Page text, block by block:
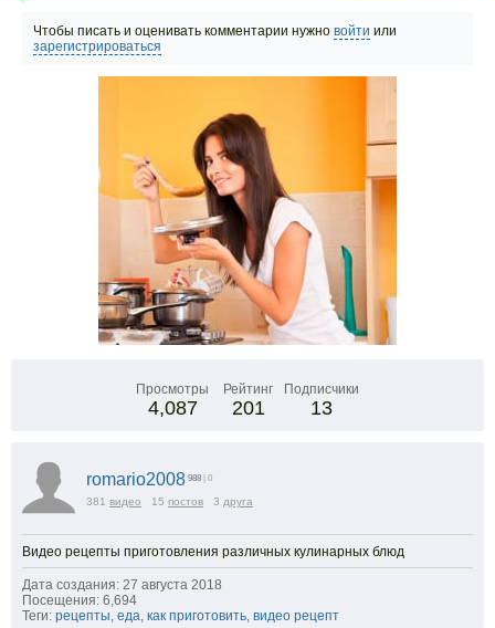
Чтобы писать и оценивать комментарии нужно войти или
зарегистрироваться
Просмотры
4,087
Рейтинг
201
Подписчики
13
romario2008 988 | 0
381 видео 15 постов 3 друга
Видео рецепты приготовления различных кулинарных блюд
Дата создания: 27 августа 2018
Посещения: 6,694
Теги: рецепты, еда, как приготовить, видео рецепт